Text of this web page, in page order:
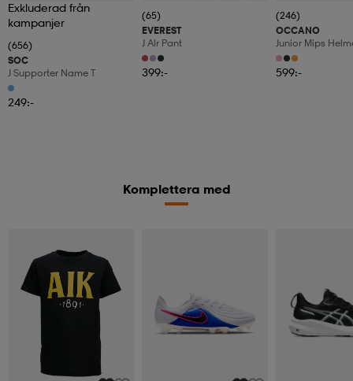
Exkluderad från
kampanjer
(656)
SOC
J Supporter Name T
249:-
(65)
EVEREST
J Alr Pant
399:-
(246)
OCCANO
Junior Mips
599:-
Komplettera med